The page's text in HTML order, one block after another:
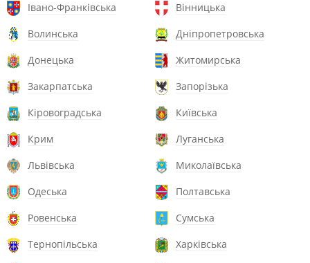
Івано-Франківська
Вінницька
Волинська
Дніпропетровська
Донецька
Житомирська
Закарпатська
Запорізька
Кіровоградська
Київська
Крим
Луганська
Львівська
Миколаївська
Одеська
Полтавська
Ровенська
Сумська
Тернопільська
Харківська